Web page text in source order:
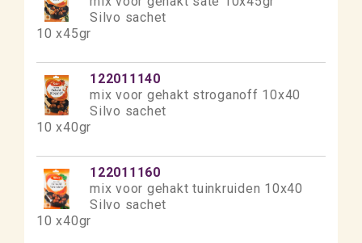
Silvo sachet
10 x45gr
122011140
mix voor gehakt stroganoff 10x40
Silvo sachet
10 x40gr
122011160
mix voor gehakt tuinkruiden 10x40
Silvo sachet
10 x40gr